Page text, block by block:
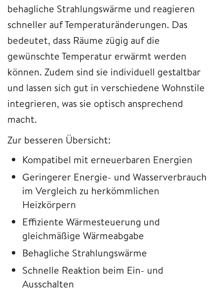
behagliche Strahlungswärme und reagieren
schneller auf Temperaturänderungen. Das
bedeutet, dass Räume zügig auf die
gewünschte Temperatur erwärmt werden
können. Zudem sind sie individuell gestaltbar
und lassen sich gut in verschiedene Wohnstile
integrieren, was sie optisch ansprechend
macht.
Zur besseren Übersicht:
Kompatibel mit erneuerbaren Energien
Geringerer Energie- und Wasserverbrauch
im Vergleich zu herkömmlichen
Heizkörpern
Effiziente Wärmesteuerung und
gleichmäßige Wärmeabgabe
Behagliche Strahlungswärme
Schnelle Reaktion beim Ein- und
Ausschalten